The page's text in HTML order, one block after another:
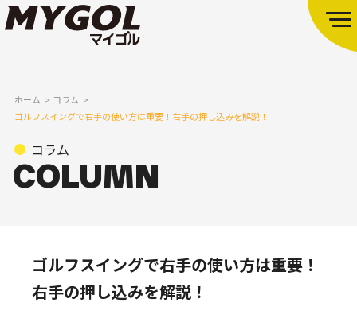
ホーム
コラム
ゴルフスイングで右手の使い方は重要！右手の押し込みを解説！
コラム
ゴルフスイングで右手の使い方は重要！
右手の押し込みを解説！